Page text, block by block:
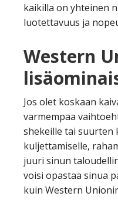
kaikilla on yhteinen
luotettavuus ja
Western
Jos olet koskaan
varmempaa
shekeille tai suurten
kuljettamiselle,
juuri sinun
voisi opastaa sinua
kuin Western